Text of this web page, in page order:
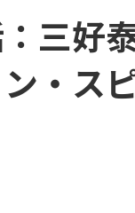
三好
・ス